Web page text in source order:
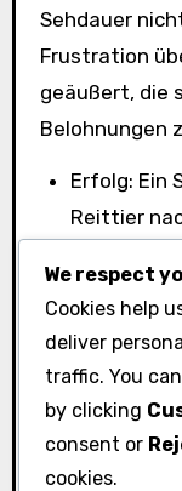
Sehdauer
Frustration
geäußert, die
Belohnungen
Erfolg: Ein
Reittier
Drops,
Erfolg:
Medien zu
We respect
Cookies help
deliver
traffic. You
by clicking
consent or
cookies.